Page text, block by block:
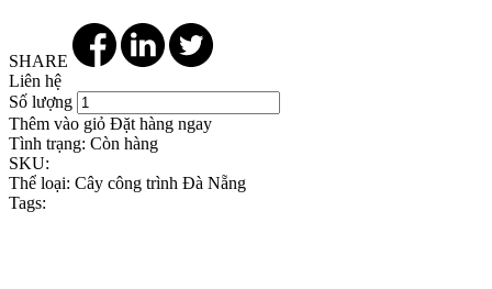
SHARE
Liên hệ
Số lượng
Thêm vào giỏ Đặt hàng ngay
Tình trạng: Còn hàng
SKU:
Thể loại: Cây công trình Đà Nẵng
Tags: